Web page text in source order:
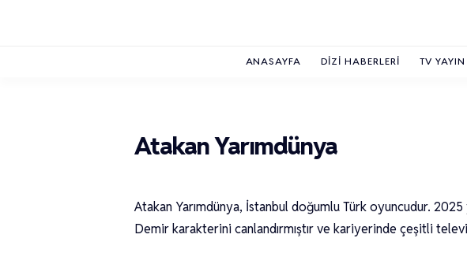
ANASAYFA DIZI HABERLERI TV
Atakan Yarımdünya
Atakan Yarımdünya, İstanbul doğumlu Türk oyuncudur. 2025
Demir karakterini canlandırmıştır ve kariyerinde çeşitli